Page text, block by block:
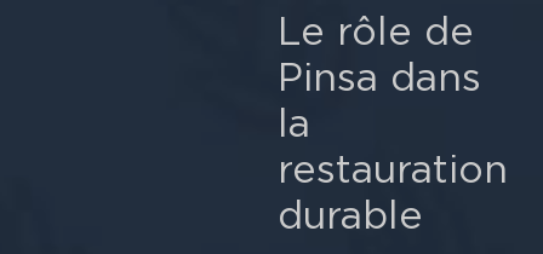
Le rôle de
Pinsa dans
la
restauration
durable